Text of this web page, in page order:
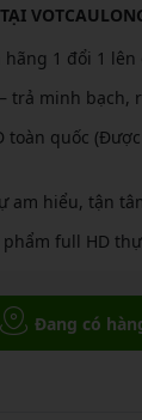
1 đổi 1 lên
trả minh bạch,
toàn quốc
am hiểu, tận
phẩm full HD
Đang có